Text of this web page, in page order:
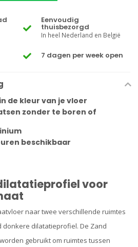
Eenvoudig
thuisbezorgd
In heel Nederland en België
7 dagen per week open
de kleur van je vloer
zonder te boren of
beschikbaar
voor
naar twee verschillende ruimtes
donkere dilatatieprofiel. De Zand
worden gebruikt om ruimtes tussen